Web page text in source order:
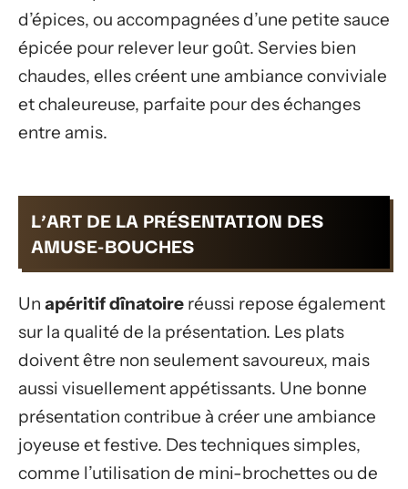
d’épices, ou accompagnées d’une petite sauce
épicée pour relever leur goût. Servies bien
chaudes, elles créent une ambiance conviviale
et chaleureuse, parfaite pour des échanges
entre amis.
L’ART DE LA PRÉSENTATION DES
AMUSE-BOUCHES
Un apéritif dînatoire réussi repose également
sur la qualité de la présentation. Les plats
doivent être non seulement savoureux, mais
aussi visuellement appétissants. Une bonne
présentation contribue à créer une ambiance
joyeuse et festive. Des techniques simples,
comme l’utilisation de mini-brochettes ou de